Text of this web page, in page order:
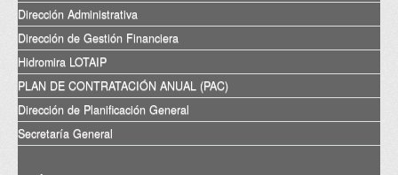
Dirección Administrativa
Dirección de Gestión Financiera
Hidromira LOTAIP
PLAN DE CONTRATACIÓN ANUAL (PAC)
Dirección de Planificación General
Secretaría General